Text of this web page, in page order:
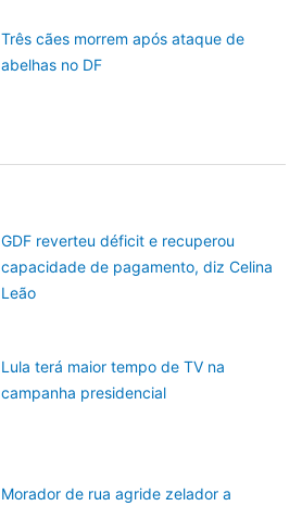
Três cães morrem após ataque de
abelhas no DF
GDF reverteu déficit e recuperou
capacidade de pagamento, diz Celina
Leão
Lula terá maior tempo de TV na
campanha presidencial
Morador de rua agride zelador a